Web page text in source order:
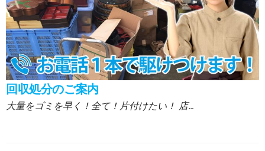
回収処分のご案内
大量をゴミを早く！全て！片付けたい！ 店…